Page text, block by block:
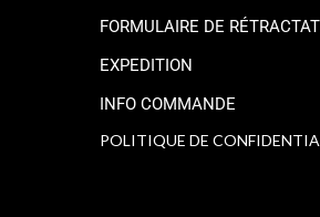
FORMULAIRE DE
EXPEDITION
INFO COMMANDE
POLITIQUE DE